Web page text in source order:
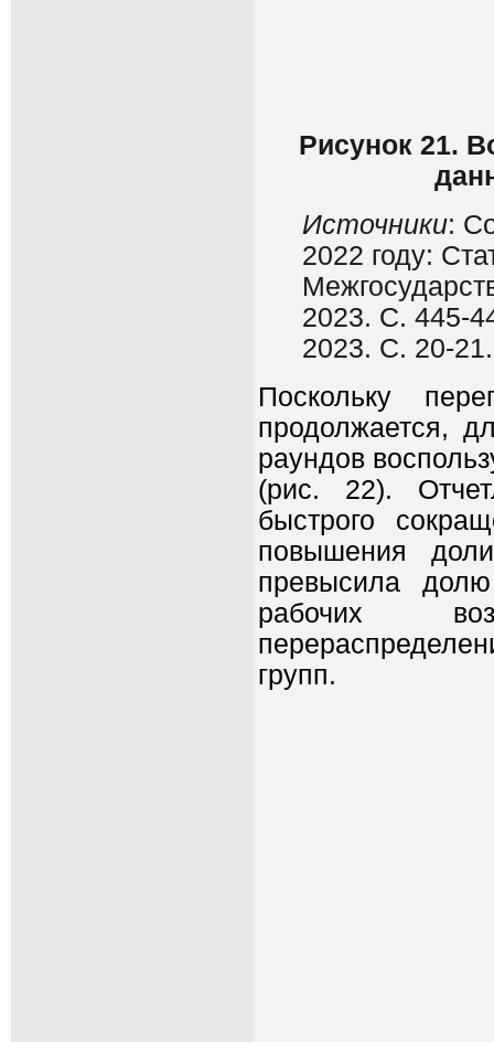
Рисунок 21.
Источники:
2022 году:
2023. С. 445-
2023. С. 20-21.
Поскольку
продолжается,
раундов
(рис. 22).
быстрого
повышения
превысила
рабочих
групп.